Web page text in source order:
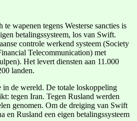
wapenen tegens Westerse sancties is
betalingssysteem, los van Swift.
controle werkend systeem (Society
Telecommunication) met
Het levert diensten aan 11.000
landen.
in de wereld. De totale loskoppeling
tegen Iran. Tegen Rusland werden
genomen. Om de dreiging van Swift
en Rusland een eigen betalingssysteem